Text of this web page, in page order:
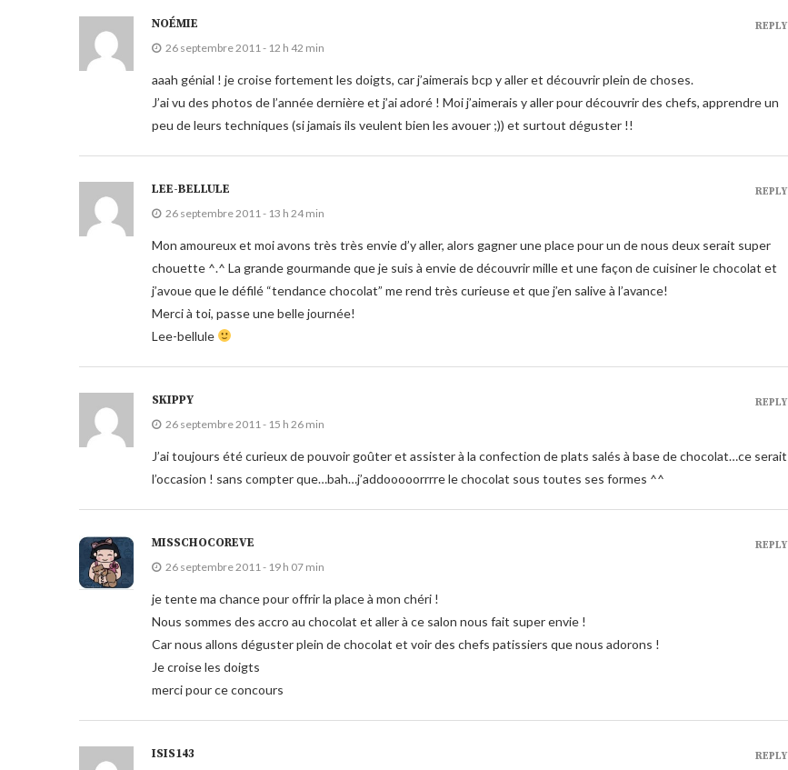
NOÉMIE
26 septembre 2011 - 12 h 42 min
aaah génial ! je croise fortement les doigts, car j’aimerais bcp y aller et découvrir plein de choses.
J’ai vu des photos de l’année dernière et j’ai adoré ! Moi j’aimerais y aller pour découvrir des chefs, apprendre un
peu de leurs techniques (si jamais ils veulent bien les avouer ;)) et surtout déguster !!
REPLY
LEE-BELLULE
26 septembre 2011 - 13 h 24 min
Mon amoureux et moi avons très très envie d’y aller, alors gagner une place pour un de nous deux serait super
chouette ^.^ La grande gourmande que je suis à envie de découvrir mille et une façon de cuisiner le chocolat et
j’avoue que le défilé “tendance chocolat” me rend très curieuse et que j’en salive à l’avance!
Merci à toi, passe une belle journée!
Lee-bellule
REPLY
SKIPPY
26 septembre 2011 - 15 h 26 min
J’ai toujours été curieux de pouvoir goûter et assister à la confection de plats salés à base de chocolat…ce serait
l’occasion ! sans compter que…bah…j’addooooorrrre le chocolat sous toutes ses formes ^^
REPLY
MISSCHOCOREVE
26 septembre 2011 - 19 h 07 min
je tente ma chance pour offrir la place à mon chéri !
Nous sommes des accro au chocolat et aller à ce salon nous fait super envie !
Car nous allons déguster plein de chocolat et voir des chefs patissiers que nous adorons !
Je croise les doigts
merci pour ce concours
REPLY
ISIS143 REPLY